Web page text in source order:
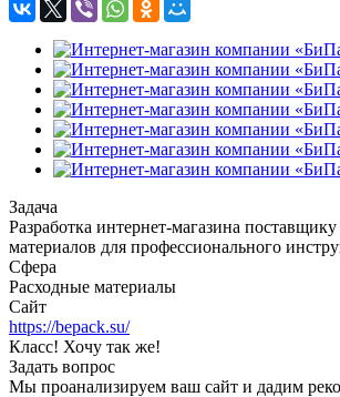
Задача
Разработка интернет-магазина
материалов для профессионального
Сфера
Расходные материалы
Сайт
https://bepack.su/
Класс! Хочу так же!
Задать вопрос
Мы проанализируем ваш сайт и дадим